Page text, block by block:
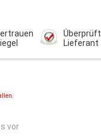
Überprüft
Lieferant
vor